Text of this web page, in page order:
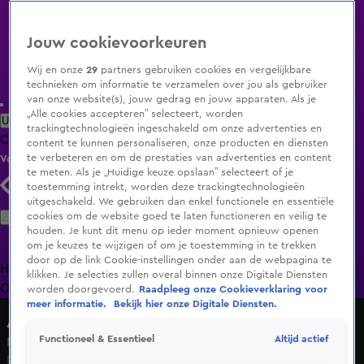
Uitzending Gemist Populaire programma's Zenders Genres
ClipsFilmsRadioSmart TV inlogShop
Volg KIJK
Zoeken
HomeUitzending Gemist Programma's De Bondgenoten
OranjezomerLivestreamsShop
A.S.S. - Anti Survival Show
Melle over Luca en Megan: "Ik vind er zeker wat van!"
Di 9 juni, 19:39
Jouw cookievoorkeuren
Wij en onze29 partners gebruiken cookies en vergelijkbare
technieken om informatie te verzamelen over jou als gebruiker
van onze website(s), jouw gedrag en jouw apparaten. Als je
„Alle cookies accepteren” selecteert, worden
trackingtechnologieën ingeschakeld om onze advertenties en
content te kunnen personaliseren, onze producten en diensten
te verbeteren en om de prestaties van advertenties en content
te meten. Als je „Huidige keuze opslaan” selecteert of je
toestemming intrekt, worden deze trackingtechnologieën
uitgeschakeld. We gebruiken dan enkel functionele en essentiële
cookies om de website goed te laten functioneren en veilig te
houden. Je kunt dit menu op ieder moment opnieuw openen
om je keuzes te wijzigen of om je toestemming in te trekken
door op de link Cookie-instellingen onder aan de webpagina te
klikken. Je selecties zullen overal binnen onze Digitale Diensten
worden doorgevoerd.
Raadpleeg onze Cookieverklaring voor
meer informatie.
Bekijk hier onze Digitale Diensten.
Functioneel & Essentieel Altijd actief